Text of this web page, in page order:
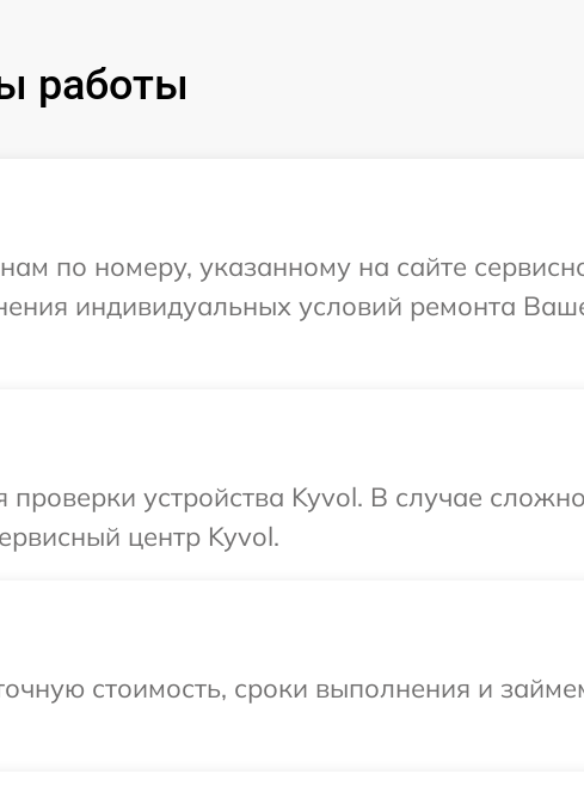
работы
по номеру, указанному на сайте
индивидуальных условий ремонта
устройства Kyvol. В случае
центр Kyvol.
стоимость, сроки выполнения и